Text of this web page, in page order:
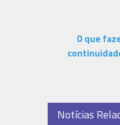
O que
Notícias